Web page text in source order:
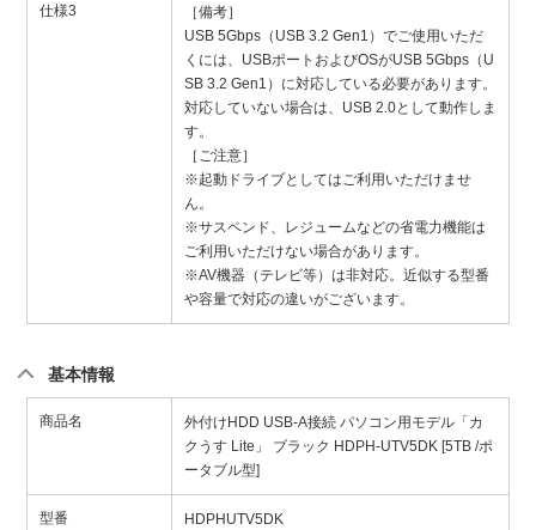
仕様3
［備考］
USB 5Gbps（USB 3.2 Gen1）でご使用いただ
くには、USBポートおよびOSがUSB 5Gbps（U
SB 3.2 Gen1）に対応している必要があります。
対応していない場合は、USB 2.0として動作しま
す。
［ご注意］
※起動ドライブとしてはご利用いただけませ
ん。
※サスペンド、レジュームなどの省電力機能は
ご利用いただけない場合があります。
※AV機器（テレビ等）は非対応。近似する型番
や容量で対応の違いがございます。
基本情報
商品名
外付けHDD USB-A接続 パソコン用モデル「カ
クうす Lite」 ブラック HDPH-UTV5DK [5TB /ポ
ータブル型]
型番 HDPHUTV5DK